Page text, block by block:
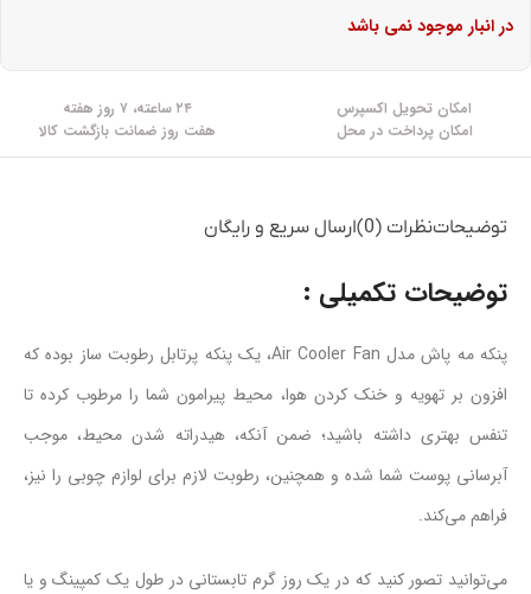
در انبار موجود نمی باشد
امکان تحویل اکسپرس
۲۴ ساعته، ۷ روز هفته
امکان پرداخت در محل
هفت روز ضمانت بازگشت کالا
توضیحاتنظرات (0) ارسال سریع و رایگان
توضیحات تکمیلی :
پنکه مه پاش مدل Air Cooler Fan، یک پنکه پرتابل رطوبت ساز بوده که
افزون بر تهویه و خنک کردن هوا، محیط پیرامون شما را مرطوب کرده تا
تنفس بهتری داشته باشید؛ ضمن آنکه، هیدراته شدن محیط، موجب
آبرسانی پوست شما شده و همچنین، رطوبت لازم برای لوازم چوبی را نیز،
فراهم می‌کند.
می‌توانید تصور کنید که در یک روز گرم تابستانی در طول یک کمپینگ و یا